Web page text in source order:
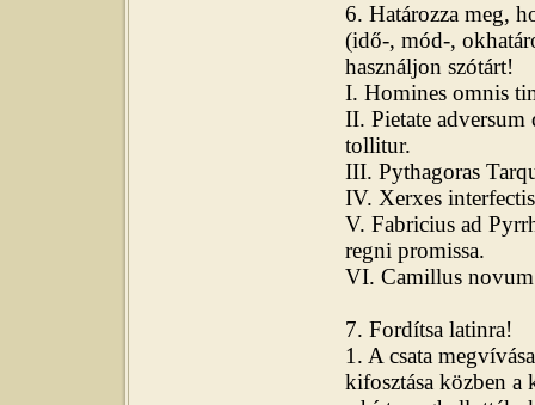
6. Határozza meg,
(idő-, mód-,
használjon szótárt!
I. Homines omnis
II. Pietate adversum
tollitur.
III. Pythagoras
IV. Xerxes
V. Fabricius ad
regni promissa.
VI. Camillus
7. Fordítsa latinra!
1. A csata
kifosztása közben